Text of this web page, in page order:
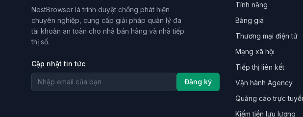
NestBrowser là trình duyệt chống phát hiện
chuyên nghiệp, cung cấp giải pháp quản lý đa
tài khoản an toàn cho nhà bán hàng và nhà tiếp
thị số.
Cập nhật tin tức
Đăng ký
Tính năng
Bảng giá
Thương mại điện tử
Mạng xã hội
Tiếp thị liên kết
Vận hành Agency
Quảng cáo trực
Kiếm tiền lưu lượng